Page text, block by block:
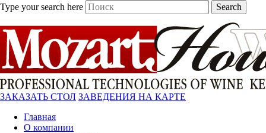
Type your search here Search
ЗАКАЗАТЬ СТОЛ ЗАВЕДЕНИЯ НА КАРТЕ
Главная
О компании